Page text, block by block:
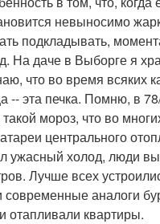
невыносимо
подкладывать,
На даче в Выборге я
что во время всяких
-- эта печка. Помню, в
мороз, что во
центрального
ужасный холод, люди
Лучше всех
современные аналоги
отапливали квартиры.